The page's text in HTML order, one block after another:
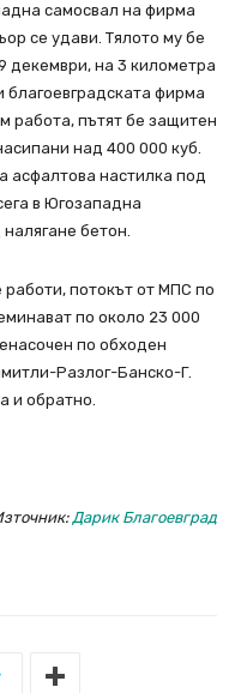
самосвал на фирма
се удави. Тялото му бе
декември, на 3 километра
благоевградската фирма
работа, пътят бе защитен
над 400 000 куб.
асфалтова настилка под
в Югозападна
бетон.
потокът от МПС по
по около 23 000
по обходен
Разлог-Банско-Г.
и обратно.
Дарик Благоевград